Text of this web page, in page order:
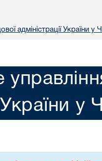
адміністрації України у
України у